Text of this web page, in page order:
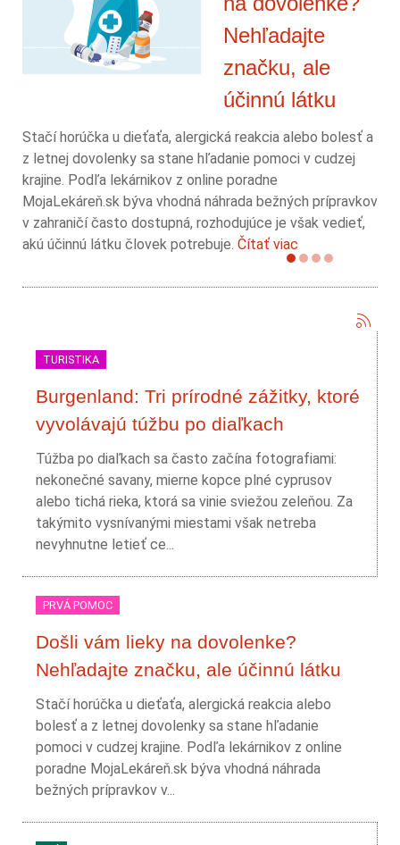
Nehľadajte
značku, ale
účinnú látku
Stačí horúčka u dieťaťa, alergická reakcia alebo bolesť a
z letnej dovolenky sa stane hľadanie pomoci v cudzej
krajine. Podľa lekárnikov z online poradne
MojaLekáreň.sk býva vhodná náhrada bežných prípravkov
v zahraničí často dostupná, rozhodujúce je však vedieť,
akú účinnú látku človek potrebuje. Čítať viac
TURISTIKA
Burgenland: Tri prírodné zážitky, ktoré
vyvolávajú túžbu po diaľkach
Túžba po diaľkach sa často začína fotografiami:
nekonečné savany, mierne kopce plné cyprusov
alebo tichá rieka, ktorá sa vinie sviežou zeleňou. Za
takýmito vysnívanými miestami však netreba
nevyhnutne letieť ce...
PRVÁ POMOC
Došli vám lieky na dovolenke?
Nehľadajte značku, ale účinnú látku
Stačí horúčka u dieťaťa, alergická reakcia alebo
bolesť a z letnej dovolenky sa stane hľadanie
pomoci v cudzej krajine. Podľa lekárnikov z online
poradne MojaLekáreň.sk býva vhodná náhrada
bežných prípravkov v...